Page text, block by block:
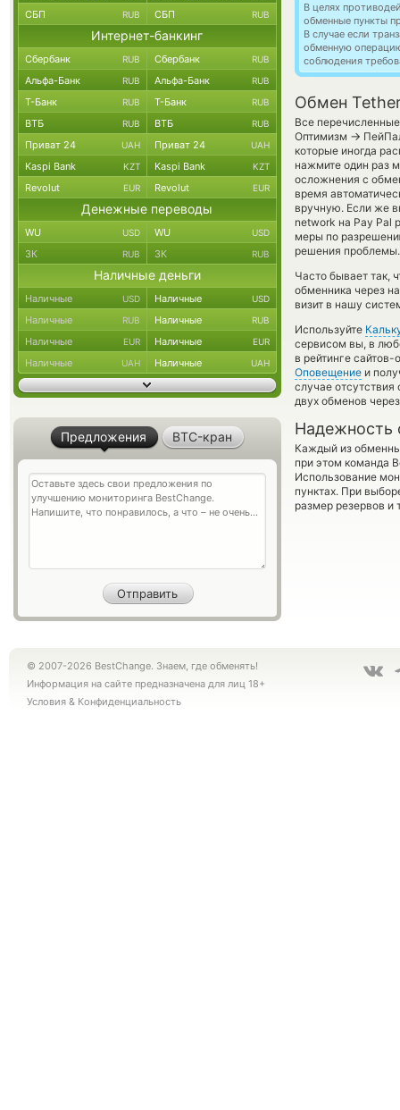
В целях
обменные пункты
В случае если
обменную
соблюдения
Обмен Tether
Все
Оптимизм →
которые иногда
нажмите один раз
осложнения с
время
вручную. Если же
network на Pay Pal
меры по
решения проблемы.
Часто бывает так,
обменника через
визит в нашу
Используйте
сервисом вы, в
в рейтинге
Оповещение и
случае
двух обменов
Надежность
Каждый из
при этом команда
Использование
пунктах. При
размер резервов и
СБП RUB СБП RUB
Интернет-банкинг
Сбербанк RUB Сбербанк RUB
Альфа-Банк RUB Альфа-Банк RUB
Т-Банк RUB Т-Банк RUB
ВТБ RUB ВТБ RUB
Приват 24 UAH Приват 24 UAH
Kaspi Bank KZT Kaspi Bank KZT
Revolut EUR Revolut EUR
Денежные переводы
WU USD WU USD
ЗК RUB ЗК RUB
Наличные деньги
Наличные USD Наличные USD
Наличные RUB Наличные RUB
Наличные EUR Наличные EUR
Наличные UAH Наличные UAH
Предложения BTC-кран
© 2007-2026 BestChange. Знаем, где обменять!
Информация на сайте предназначена для лиц 18+
Условия & Конфиденциальность